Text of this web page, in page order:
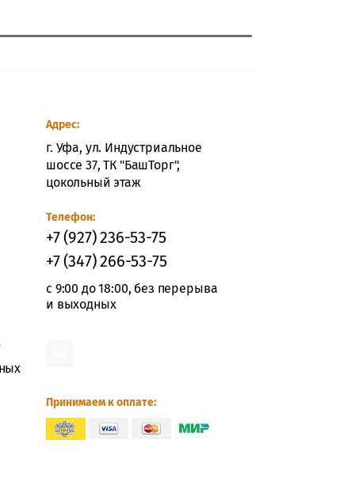
Адрес:
г. Уфа, ул. Индустриальное
шоссе 37, ТК "БашТорг",
цокольный этаж
Телефон:
+7 (927) 236-53-75
+7 (347) 266-53-75
с 9:00 до 18:00, без перерыва
и выходных
Принимаем к оплате: